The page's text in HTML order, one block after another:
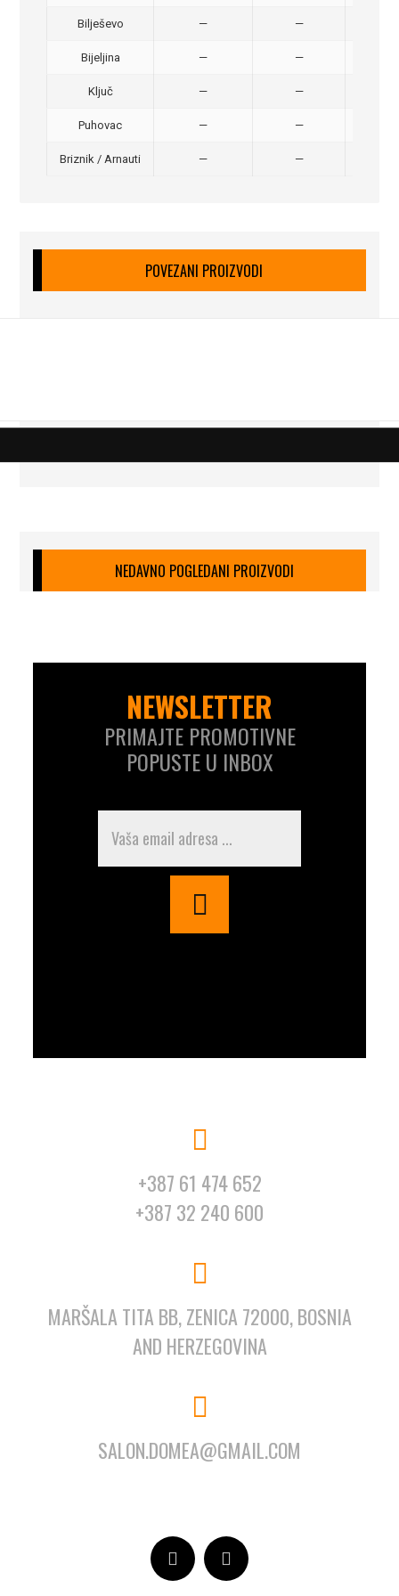
Bilješevo — —
Bijeljina — —
Ključ — —
Puhovac — —
Briznik / Arnauti — —
POVEZANI PROIZVODI
NEDAVNO POGLEDANI PROIZVODI
NEWSLETTER
PRIMAJTE PROMOTIVNE
POPUSTE U INBOX
+387 61 474 652
+387 32 240 600
MARŠALA TITA BB, ZENICA 72000, BOSNIA
AND HERZEGOVINA
SALON.DOMEA@GMAIL.COM